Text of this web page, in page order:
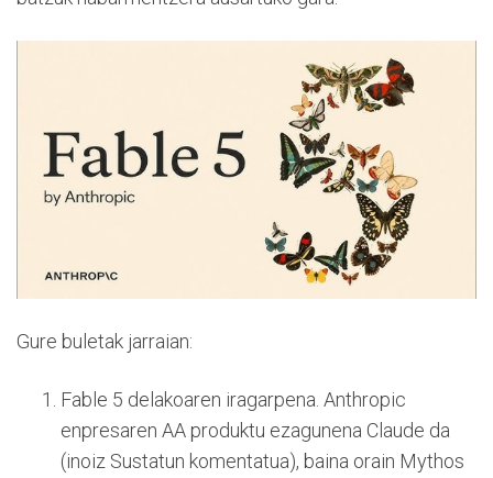
Gure buletak jarraian:
Fable 5 delakoaren iragarpena. Anthropic
enpresaren AA produktu ezagunena Claude da
(inoiz Sustatun komentatua), baina orain Mythos